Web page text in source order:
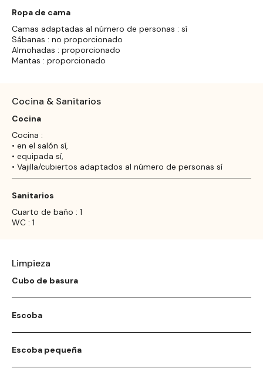
Ropa de cama
Camas adaptadas al número de personas : sí
Sábanas : no proporcionado
Almohadas : proporcionado
Mantas : proporcionado
Cocina & Sanitarios
Cocina
Cocina :
• en el salón sí,
• equipada sí,
• Vajilla/cubiertos adaptados al número de personas sí
Sanitarios
Cuarto de baño : 1
WC : 1
Limpieza
Cubo de basura
Escoba
Escoba pequeña